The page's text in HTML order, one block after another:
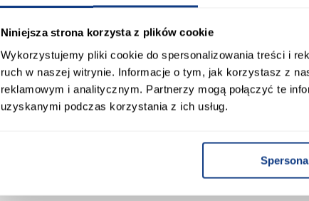
Niniejsza strona korzysta z plików cookie
Wykorzystujemy pliki cookie do spersonalizowania treści i
ruch w naszej witrynie. Informacje o tym, jak korzystasz z
reklamowym i analitycznym. Partnerzy mogą połączyć te
uzyskanymi podczas korzystania z ich usług.